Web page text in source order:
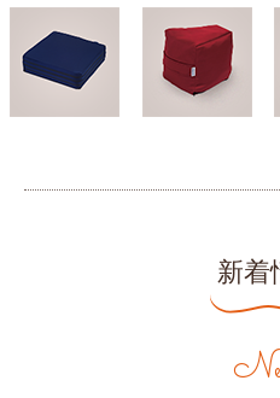
新着